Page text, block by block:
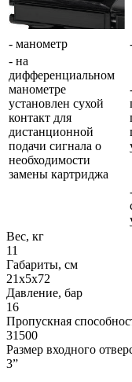
- манометр
- на
дифференциальном
манометре
установлен сухой
контакт для
дистанционной
подачи сигнала о
необходимости
замены картриджа
Вес, кг
11
Габариты, см
21х5х72
Давление, бар
16
Пропускная
31500
Размер входного
3”